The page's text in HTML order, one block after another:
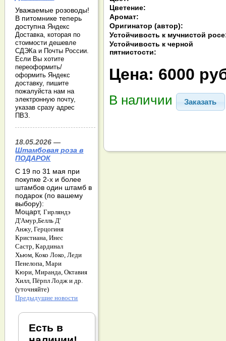
Цветение:
Аромат:
Оригинатор (автор):
Устойчивость к мучнистой
Устойчивость к черной
пятнистости:
Цена: 6000
В наличии Заказать
Уважаемые розоводы!
В питомнике теперь
доступнаЯндекс
Доставка, которая по
стоимости дешевле
СДЭКа и Почты России.
Если Вы хотите
переоформить/
оформить Яндекс
доставку, пишите
пожалуйста нам на
электронную почту,
указав сразу адрес
ПВЗ.
18.05.2026 —
Штамбовая роза в
ПОДАРОК
С 19 по 31 мая при
покупке 2-х и более
штамбов один штамб в
подарок (по вашему
выбору):
Моцарт,Гирляндэ
Д'Амур,Белль Д'
Анжу,Герцогиня
Кристиана,Инес
Састр,Кардинал
Хьюм,Коко Локо,Леди
Пенелопа,Мари
Кюри,Миранда,Октавия
Хилл,Пёрпл Лодж и др.
(уточняйте)
Предыдущие новости
Есть в